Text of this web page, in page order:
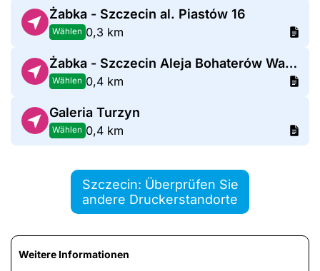
Żabka - Szczecin al. Piastów 16
Wählen 0,3 km
Żabka - Szczecin Aleja Bohaterów Warszawy 83a
Wählen 0,4 km
Galeria Turzyn
Wählen 0,4 km
Szczecin: Überprüfen Sie
andere Druckerstandorte
Weitere Informationen